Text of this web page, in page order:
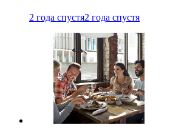
2 года спустя2 года спустя